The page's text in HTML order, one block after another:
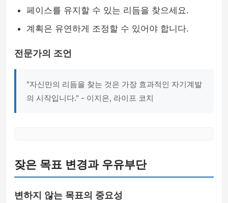
페이스를 유지할 수 있는 리듬을 찾으세요.
계획은 유연하게 조정할 수 있어야 합니다.
전문가의 조언
"자신만의 리듬을 찾는 것은 가장 효과적인 자기계발
의 시작입니다." - 이지은, 라이프 코치
잦은 목표 변경과 우유부단
변하지 않는 목표의 중요성